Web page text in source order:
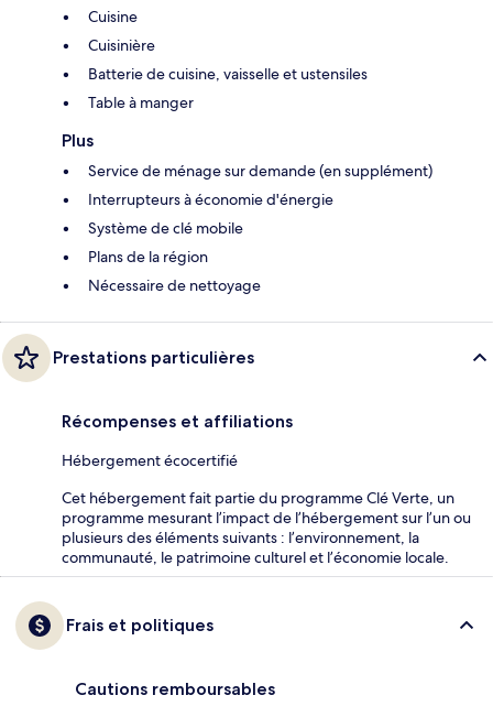
Cuisine
Cuisinière
Batterie de cuisine, vaisselle et ustensiles
Table à manger
Plus
Service de ménage sur demande (en supplément)
Interrupteurs à économie d'énergie
Système de clé mobile
Plans de la région
Nécessaire de nettoyage
Prestations particulières
Récompenses et affiliations
Hébergement écocertifié
Cet hébergement fait partie du programme Clé Verte, un
programme mesurant l’impact de l’hébergement sur l’un ou
plusieurs des éléments suivants : l’environnement, la
communauté, le patrimoine culturel et l’économie locale.
Frais et politiques
Cautions remboursables